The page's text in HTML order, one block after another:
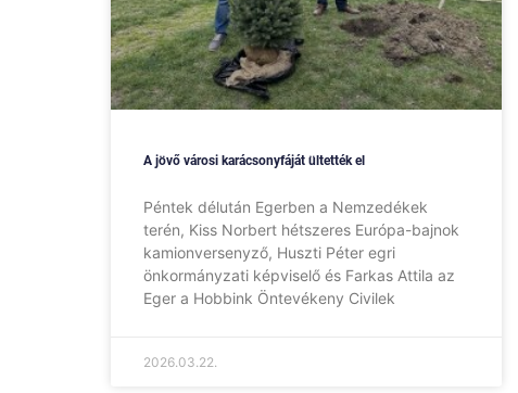
A jövő városi karácsonyfáját ültették el
Péntek délután Egerben a Nemzedékek
terén, Kiss Norbert hétszeres Európa-bajnok
kamionversenyző, Huszti Péter egri
önkormányzati képviselő és Farkas Attila az
Eger a Hobbink Öntevékeny Civilek
2026.03.22.